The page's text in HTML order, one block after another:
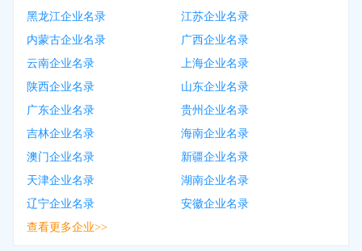
黑龙江企业名录
江苏企业名录
内蒙古企业名录
广西企业名录
云南企业名录
上海企业名录
陕西企业名录
山东企业名录
广东企业名录
贵州企业名录
吉林企业名录
海南企业名录
澳门企业名录
新疆企业名录
天津企业名录
湖南企业名录
辽宁企业名录
安徽企业名录
查看更多企业>>